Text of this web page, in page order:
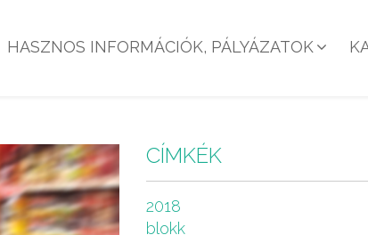
HASZNOS INFORMÁCIÓK, PÁLYÁZATOK
CÍMKÉK
2018
blokk